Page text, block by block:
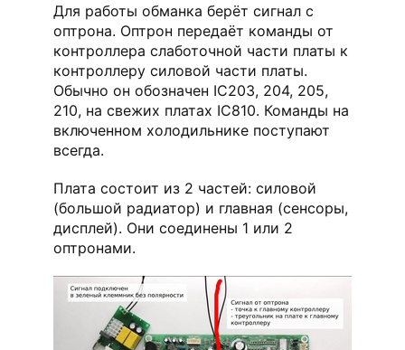
Для работы обманка берёт сигнал с
оптрона. Оптрон передаёт команды от
контроллера слаботочной части платы к
контроллеру силовой части платы.
Обычно он обозначен IC203, 204, 205,
210, на свежих платах IC810. Команды на
включенном холодильнике поступают
всегда.
Плата состоит из 2 частей: силовой
(большой радиатор) и главная (сенсоры,
дисплей). Они соединены 1 или 2
оптронами.